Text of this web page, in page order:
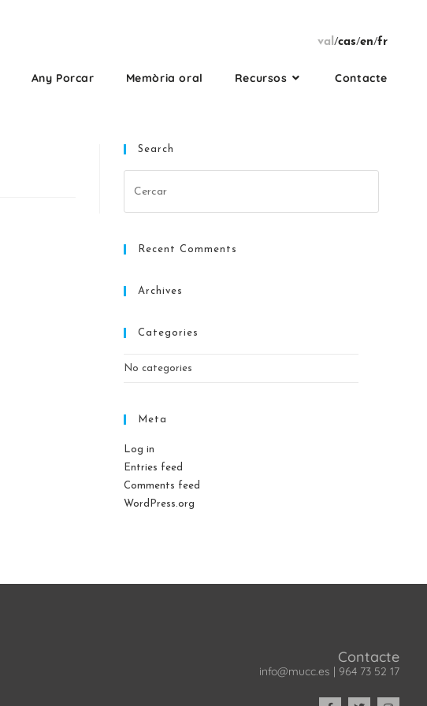
val/cas/en/fr
Any Porcar Memòria oral Recursos Contacte
Search
Recent Comments
Archives
Categories
No categories
Meta
Log in
Entries feed
Comments feed
WordPress.org
Contacte
info@mucc.es | 964 73 52 17